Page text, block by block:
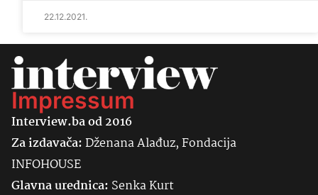
22.12.2021.
Impressum
Interview.ba od 2016
Za izdavača:Dženana Alađuz, Fondacija
INFOHOUSE
Glavna urednica: SenkaKurt